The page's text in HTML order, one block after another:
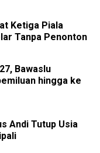
Ketiga Piala
Tanpa Penonton
Bawaslu
hingga ke
Andi Tutup Usia